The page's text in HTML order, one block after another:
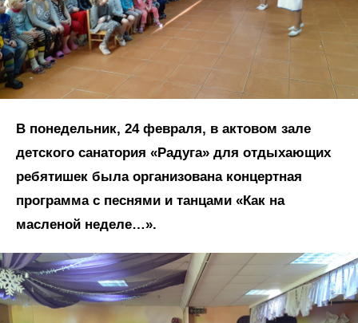
В понедельник, 24 февраля, в актовом зале
детского санатория «Радуга» для отдыхающих
ребятишек была организована концертная
программа с песнями и танцами «Как на
масленой неделе…».